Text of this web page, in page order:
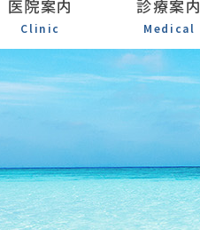
医院案内
Clinic
診療案内
Medical